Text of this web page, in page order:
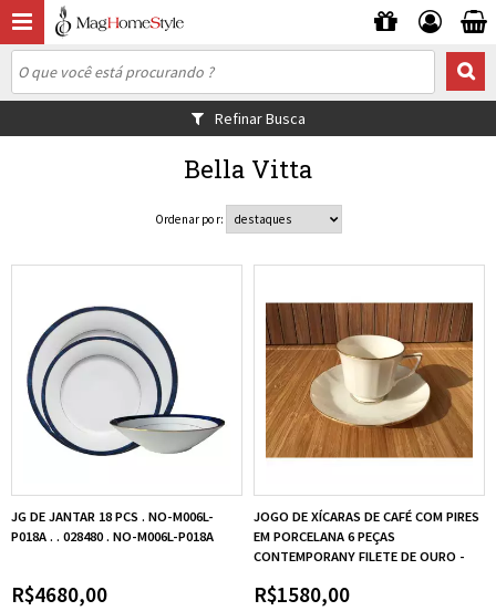
Refinar Busca
Bella Vitta
Ordenar por:
JG DE JANTAR 18 PCS . NO-M006L-
P018A . . 028480 . NO-M006L-P018A
R$4680,00
JOGO DE XÍCARAS DE CAFÉ COM PIRES
EM PORCELANA 6 PEÇAS
CONTEMPORANY FILETE DE OURO -
R$1580,00